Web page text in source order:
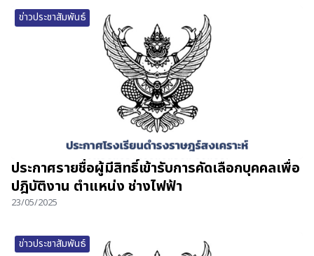
ข่าวประชาสัมพันธ์
ประกาศรายชื่อผู้มีสิทธิ์เข้ารับการคัดเลือกบุคคลเพื่อ
ปฎิบัติงาน ตำแหน่ง ช่างไฟฟ้า
23/05/2025
ข่าวประชาสัมพันธ์